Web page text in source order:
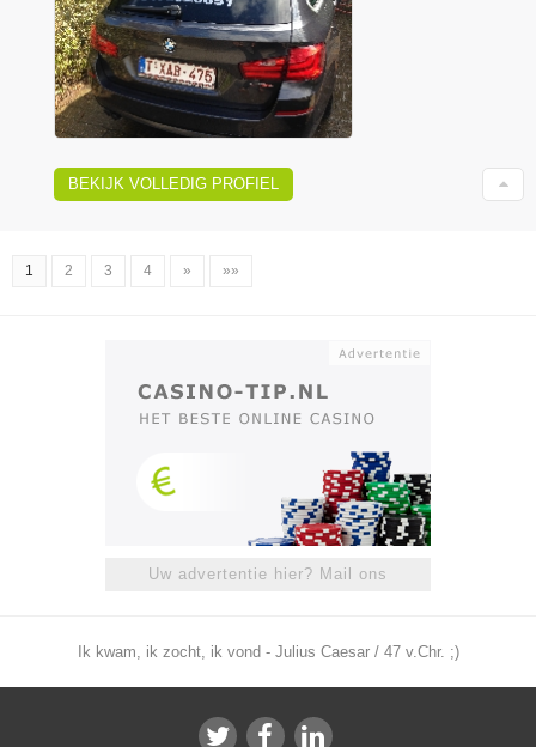
BEKIJK VOLLEDIG PROFIEL
1 2 3 4 » »»
Uw advertentie hier? Mail ons
Ik kwam, ik zocht, ik vond - Julius Caesar / 47 v.Chr. ;)